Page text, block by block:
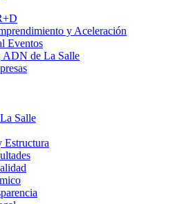
y Aceleración
Eventos
ADN de La Salle
Salle
Estructura